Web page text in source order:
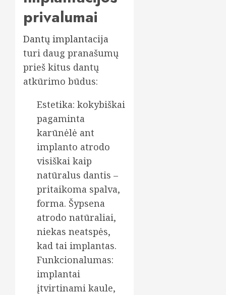
privalumai
Dantų implantacija
turi daug pranašumų
prieš kitus dantų
atkūrimo būdus:
Estetika: kokybiškai
pagaminta
karūnėlė ant
implanto atrodo
visiškai kaip
natūralus dantis –
pritaikoma spalva,
forma. Šypsena
atrodo natūraliai,
niekas neatspės,
kad tai implantas.
Funkcionalumas:
implantai
įtvirtinami kaule,